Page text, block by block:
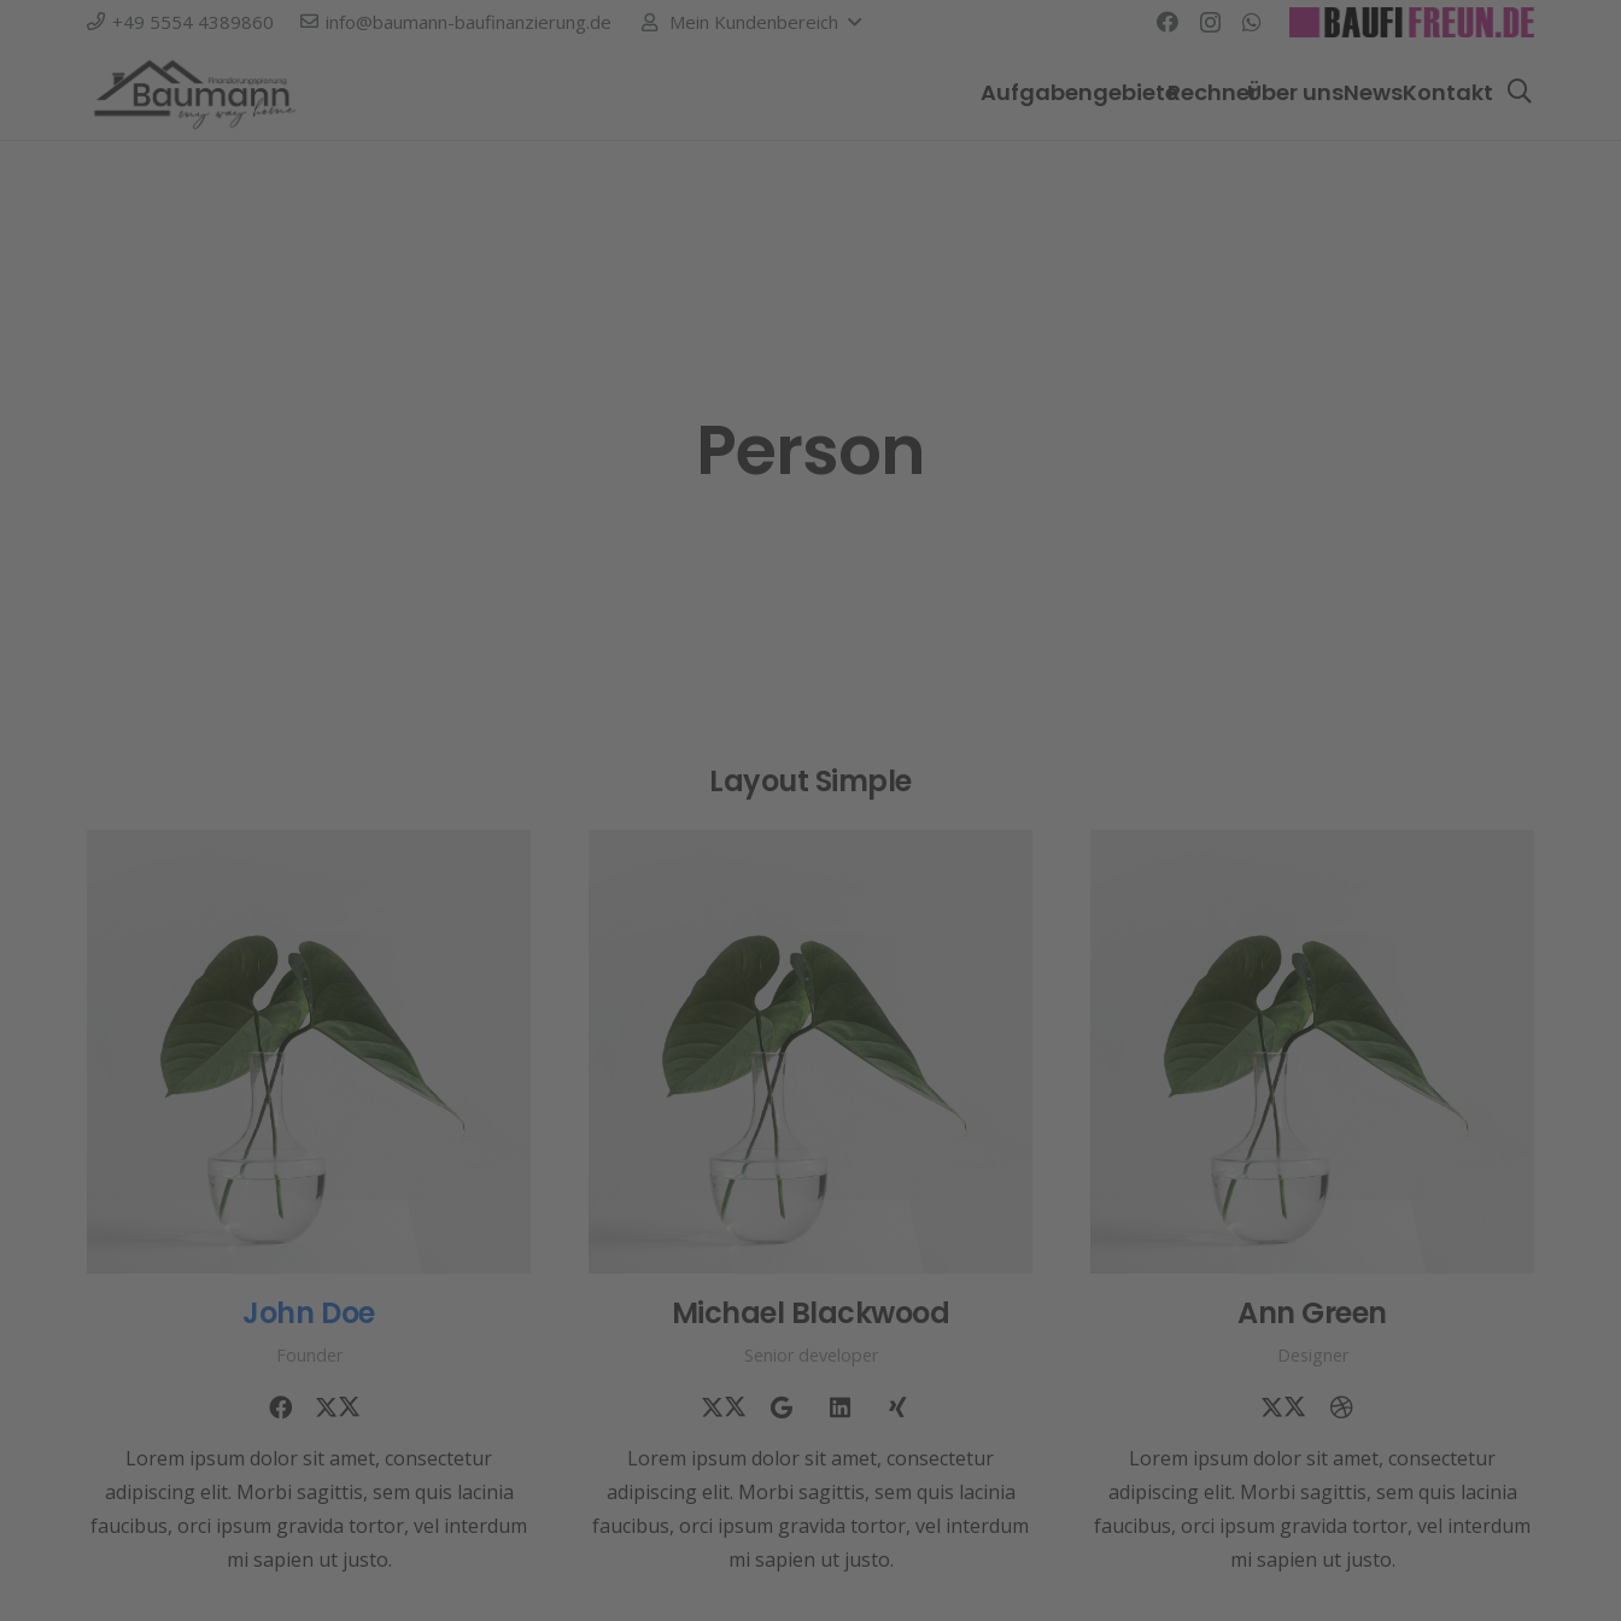
+49 5554 4389860 info@baumann-baufinanzierung.de Mein Kundenbereich
AufgabengebieteRechnerÜber unsNewsKontakt
Person
Layout Simple
John Doe
Founder
Lorem ipsum dolor sit amet, consectetur
adipiscing elit. Morbi sagittis, sem quis lacinia
faucibus, orci ipsum gravida tortor, vel interdum
mi sapien ut justo.
Michael Blackwood
Senior developer
Lorem ipsum dolor sit amet, consectetur
adipiscing elit. Morbi sagittis, sem quis lacinia
faucibus, orci ipsum gravida tortor, vel interdum
mi sapien ut justo.
Ann Green
Designer
Lorem ipsum dolor sit amet, consectetur
adipiscing elit. Morbi sagittis, sem quis lacinia
faucibus, orci ipsum gravida tortor, vel interdum
mi sapien ut justo.